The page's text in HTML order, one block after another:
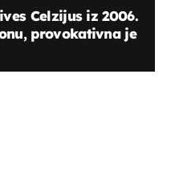
Celzijus iz 2006.
provokativna je